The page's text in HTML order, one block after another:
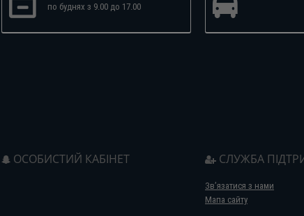
по буднях з 9.00 до 17.00
ОСОБИСТИЙ КАБІНЕТ СЛУЖБА
Зв’язатися з нами
Мапа сайту